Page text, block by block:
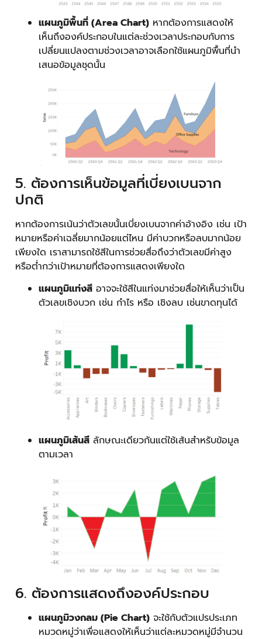
แผนภูมิพื้นที่ (Area Chart) หากต้องการแสดงให้
เห็นถึงองค์ประกอบในแต่ละช่วงเวลาประกอบกับการ
เปลี่ยนแปลงตามช่วงเวลาอาจเลือกใช้แผนภูมิพื้นที่นำ
เสนอข้อมูลชุดนั้น
5. ต้องการเห็นข้อมูลที่เบี่ยงเบนจาก
ปกติ
หากต้องการเน้นว่าตัวเลขนั้นเบี่ยงเบนจากค่าอ้างอิง เช่น เป้า
หมายหรือค่าเฉลี่ยมากน้อยแต่ไหน มีค่าบวกหรือลบมากน้อย
เพียงใด เราสามารถใช้สีในการช่วยสื่อถึงว่าตัวเลขมีค่าสูง
หรือต่ำกว่าเป้าหมายที่ต้องการแสดงเพียงใด
แผนภูมิแท่งสี อาจจะใช้สีในแท่งมาช่วยสื่อให้เห็นว่าเป็น
ตัวเลขเชิงบวก เช่น กำไร หรือ เชิงลบ เช่นขาดทุนได้
แผนภูมิเส้นสี ลักษณะเดียวกันแต่ใช้เส้นสำหรับข้อมูล
ตามเวลา
6. ต้องการแสดงถึงองค์ประกอบ
แผนภูมิวงกลม (Pie Chart) จะใช้กับตัวแปรประเภท
หมวดหมู่ว่าเพื่อแสดงให้เห็นว่าแต่ละหมวดหมู่มีจำนวน